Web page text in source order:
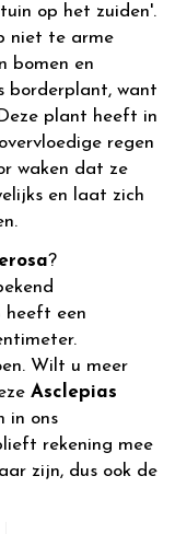
op het zuiden'.
niet te arme
bomen en
borderplant, want
plant heeft in
regen
waken dat ze
en laat zich
?
heeft een
Wilt u meer
Asclepias
in ons
rekening mee
zijn, dus ook de